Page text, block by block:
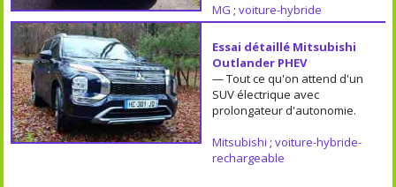
MG ; voiture-hybride
Essai détaillé Mitsubishi
Outlander PHEV
— Tout ce qu'on attend d'un
SUV électrique avec
prolongateur d'autonomie.
Mitsubishi ; voiture-hybride-
rechargeable